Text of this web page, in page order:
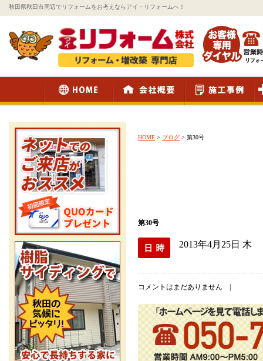
秋田県秋田市周辺でリフォームをお考えならアイ・リフォームへ！
HOME > ブログ > 第30号
第30号
2013年4月25日 木
コメントはまだありません |